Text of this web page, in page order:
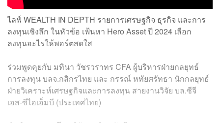
ไลฟ์ WEALTH IN DEPTH รายการเศรษฐกิจ ธุรกิจ และการ
ลงทุนเชิงลึก ในหัวข้อ เฟ้นหา Hero Asset ปี 2024 เลือก
ลงทุนอะไรให้พอร์ตสดใส
ร่วมพูดคุยกับ มทินา วัชรวราทร CFA ผู้บริหารฝ่ายกลยุทธ์
การลงทุน บลจ.กสิกรไทย และ กรรณ์ หทัยศรัทธา นักกลยุทธ์
ฝ่ายวิเคราะห์เศรษฐกิจและการลงทุน สายงานวิจัย บล.ซีจี
เอส-ซีไอเอ็มบี (ประเทศไทย)